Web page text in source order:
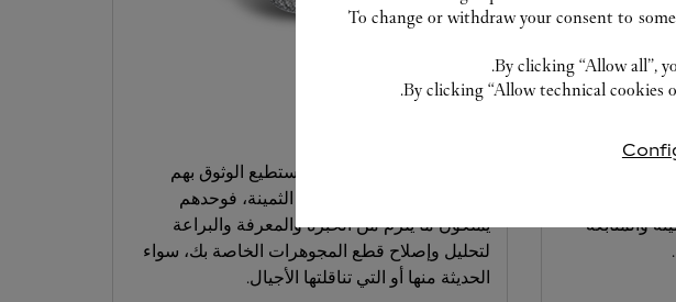
دائمًا
والمتابعة
خبراؤنا في كارتييه هم من تستطيع الوثوق بهم
للتعامل مع قطعك المبتكرة الثمينة، فوحدهم
يملكون ما يلزم من الخبرة والمعرفة والبراعة
لتحليل وإصلاح قطع المجوهرات الخاصة بك، سواء
الحديثة منها أو التي تناقلتها الأجيال.
To change or withdraw your consent to
By clicking “Allow all”,
By clicking “Allow technical cookies